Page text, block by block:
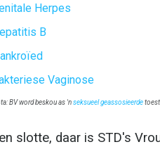
Herpes
B
Vaginose
BV word beskou as 'nseksueel geassosieerde
slotte, daar is STD's